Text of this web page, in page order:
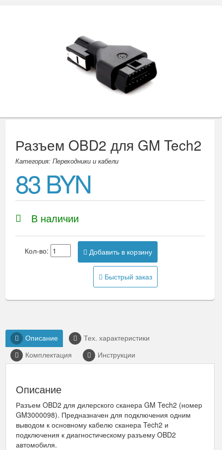
Разъем OBD2 для GM Tech2
Категория: Переходники и кабели
83 BYN
В наличии
Кол-во: Добавить в корзину
Быстрый заказ
Описание
Тех. характеристики
Комплектация
Инструкции
Описание
Разъем OBD2 для дилерского сканера GM Tech2 (номер
GM3000098). Предназначен для подключения одним
выводом к основному кабелю сканера Tech2 и
подключения к диагностическому разъему OBD2
автомобиля.